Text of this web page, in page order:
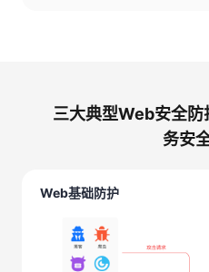
三大典型Web安全
务安
Web基础防护